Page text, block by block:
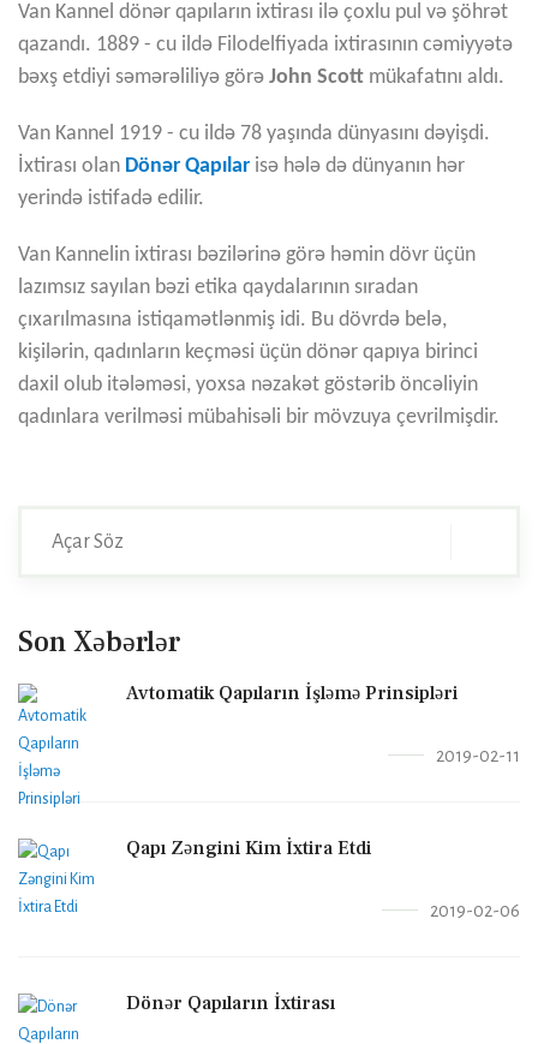
Van Kannel dönər qapıların ixtirası ilə çoxlu pul və şöhrət
qazandı. 1889 - cu ildə Filodelfiyada ixtirasının cəmiyyətə
bəxş etdiyi səmərəliliyə görə John Scott mükafatını aldı.
Van Kannel 1919 - cu ildə 78 yaşında dünyasını dəyişdi.
İxtirası olan Dönər Qapılar isə hələ də dünyanın hər
yerində istifadə edilir.
Van Kannelin ixtirası bəzilərinə görə həmin dövr üçün
lazımsız sayılan bəzi etika qaydalarının sıradan
çıxarılmasına istiqamətlənmiş idi. Bu dövrdə belə,
kişilərin, qadınların keçməsi üçün dönər qapıya birinci
daxil olub itələməsi, yoxsa nəzakət göstərib öncəliyin
qadınlara verilməsi mübahisəli bir mövzuya çevrilmişdir.
Son Xəbərlər
Avtomatik Qapıların İşləmə Prinsipləri
2019-02-11
Qapı Zəngini Kim İxtira Etdi
2019-02-06
Dönər Qapıların İxtirası